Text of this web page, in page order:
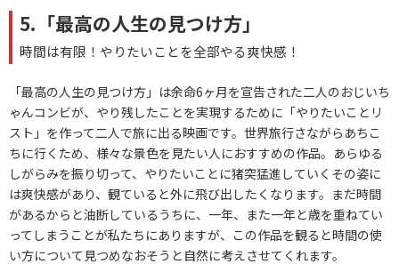
5.「最高の人生の見つけ方」
時間は有限！やりたいことを全部やる爽快感！
「最高の人生の見つけ方」は余命6ヶ月を宣告された二人のおじいち
ゃんコンビが、やり残したことを実現するために「やりたいことリ
スト」を作って二人で旅に出る映画です。世界旅行さながらあちこ
ちに行くため、様々な景色を見たい人におすすめの作品。あらゆる
しがらみを振り切って、やりたいことに猪突猛進していくその姿に
は爽快感があり、観ていると外に飛び出したくなります。まだ時間
があるからと油断しているうちに、一年、また一年と歳を重ねてい
ってしまうことが私たちにありますが、この作品を観ると時間の使
い方について見つめなおそうと自然に考えさせてくれます。